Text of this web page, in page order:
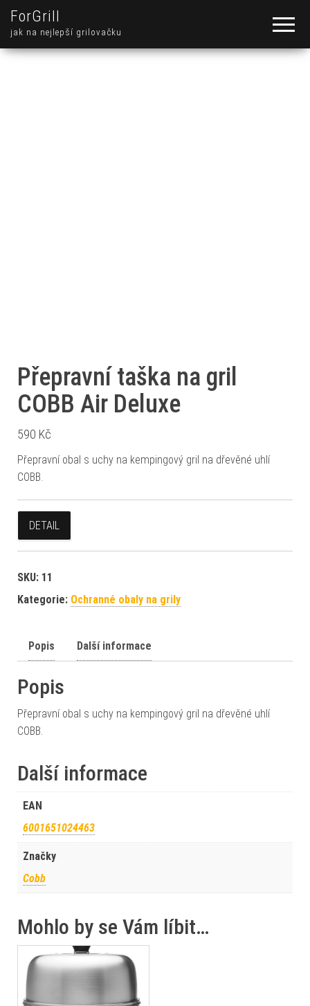
ForGrill
jak na nejlepší grilovačku
Přepravní taška na gril
COBB Air Deluxe
590 Kč
Přepravní obal s uchy na kempingový gril na dřevěné uhlí
COBB.
DETAIL
SKU: 11
Kategorie: Ochranné obaly na grily
Popis Další informace
Popis
Přepravní obal s uchy na kempingový gril na dřevěné uhlí
COBB.
Další informace
EAN
6001651024463
Značky
Cobb
Mohlo by se Vám líbit…